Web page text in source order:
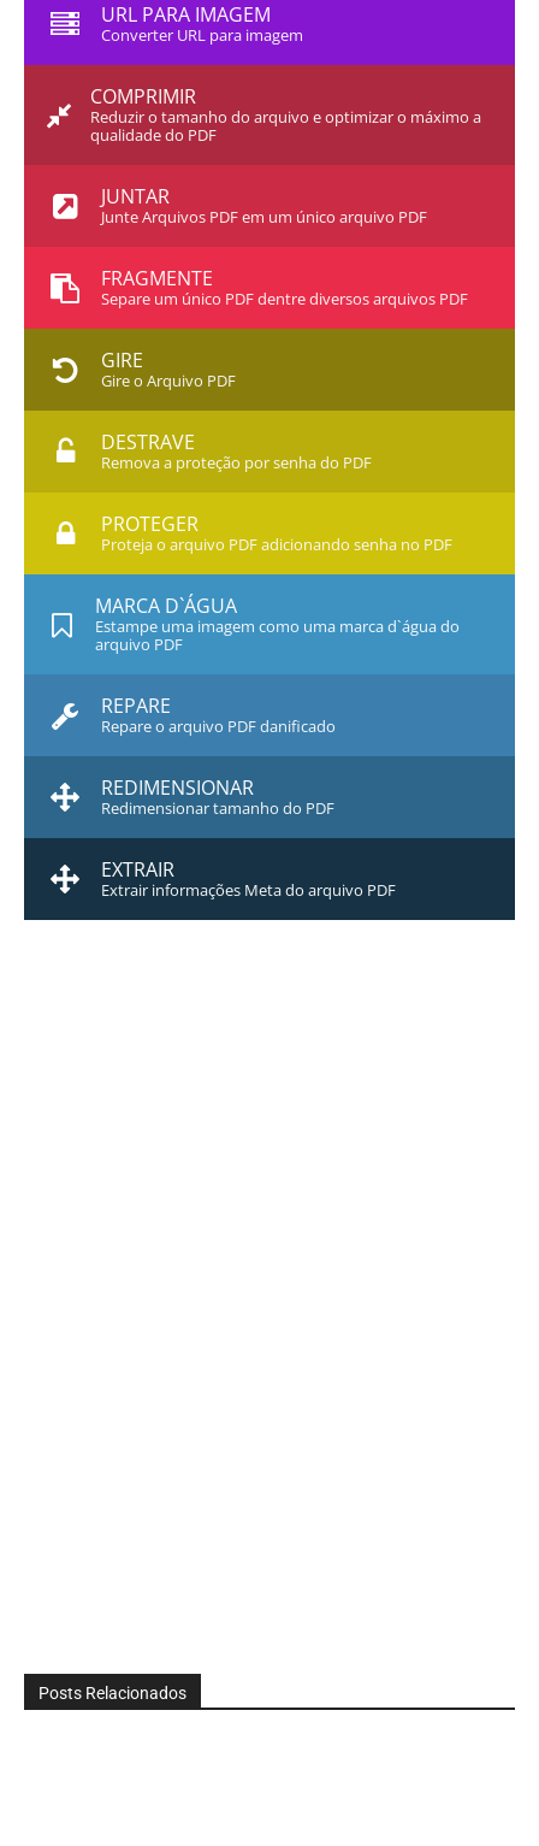
URL PARA IMAGEM
Converter URL para imagem
COMPRIMIR
Reduzir o tamanho do arquivo e optimizar o máximo a
qualidade do PDF
JUNTAR
Junte Arquivos PDF em um único arquivo PDF
FRAGMENTE
Separe um único PDF dentre diversos arquivos PDF
GIRE
Gire o Arquivo PDF
DESTRAVE
Remova a proteção por senha do PDF
PROTEGER
Proteja o arquivo PDF adicionando senha no PDF
MARCA D`ÁGUA
Estampe uma imagem como uma marca d`água do
arquivo PDF
REPARE
Repare o arquivo PDF danificado
REDIMENSIONAR
Redimensionar tamanho do PDF
EXTRAIR
Extrair informações Meta do arquivo PDF
Posts Relacionados